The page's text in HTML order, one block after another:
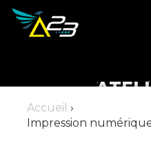
Créateur de
Accueil ›
Impression